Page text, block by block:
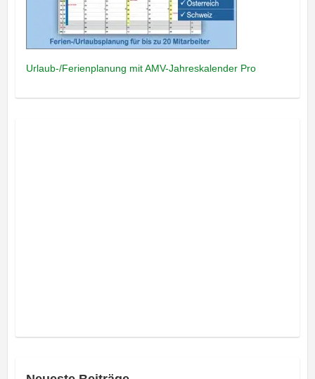
Urlaub-/Ferienplanung mit AMV-Jahreskalender Pro